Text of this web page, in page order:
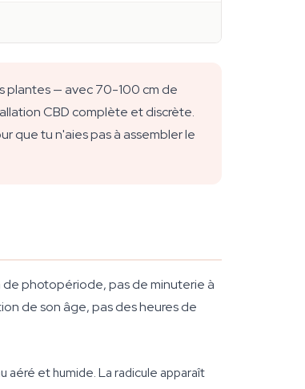
plantes — avec 70-100 cm de
CBD complète et discrète.
que tu n'aies pas à assembler le
de photopériode, pas de minuterie à
de son âge, pas des heures de
aéré et humide. La radicule apparaît